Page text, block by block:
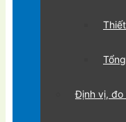
Định vị, đo